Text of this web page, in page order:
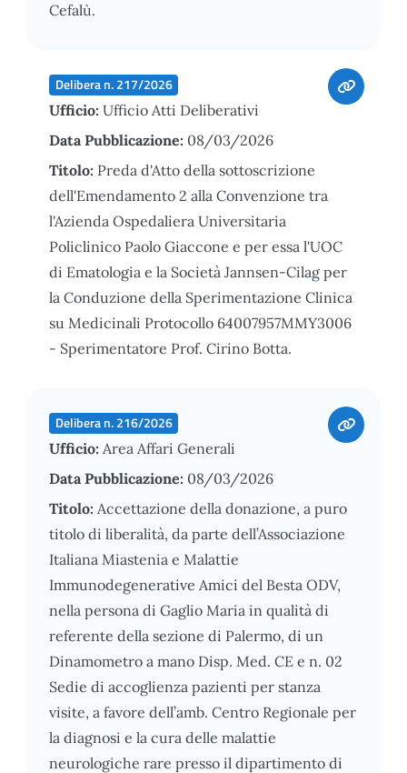
Cefalù.
Delibera n. 217/2026
Ufficio: Ufficio Atti Deliberativi
Data Pubblicazione: 08/03/2026
Titolo: Preda d'Atto della sottoscrizione
dell'Emendamento 2 alla Convenzione tra
l'Azienda Ospedaliera Universitaria
Policlinico Paolo Giaccone e per essa l'UOC
di Ematologia e la Società Jannsen-Cilag per
la Conduzione della Sperimentazione Clinica
su Medicinali Protocollo 64007957MMY3006
- Sperimentatore Prof. Cirino Botta.
Delibera n. 216/2026
Ufficio: Area Affari Generali
Data Pubblicazione: 08/03/2026
Titolo: Accettazione della donazione, a puro
titolo di liberalità, da parte dell’Associazione
Italiana Miastenia e Malattie
Immunodegenerative Amici del Besta ODV,
nella persona di Gaglio Maria in qualità di
referente della sezione di Palermo, di un
Dinamometro a mano Disp. Med. CE e n. 02
Sedie di accoglienza pazienti per stanza
visite, a favore dell’amb. Centro Regionale per
la diagnosi e la cura delle malattie
neurologiche rare presso il dipartimento di